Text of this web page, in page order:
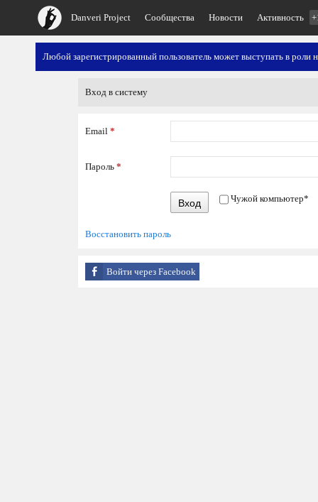
Danveri Project Сообщества Новости Активность
Любой зарегистрированный пользователь может выступать в роли
Вход в систему
Email *
Пароль *
Вход Чужой компьютер*
Восстановить пароль
Войти через Facebook